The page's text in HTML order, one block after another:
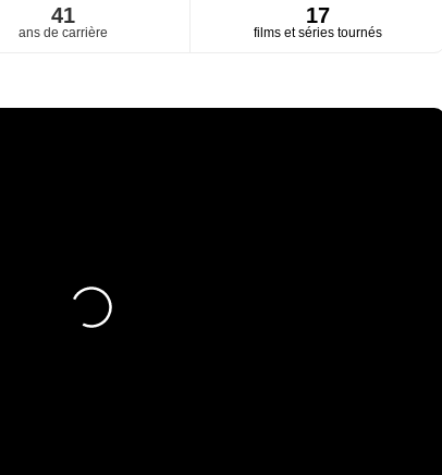
41
ans de carrière
17
films et séries tournés